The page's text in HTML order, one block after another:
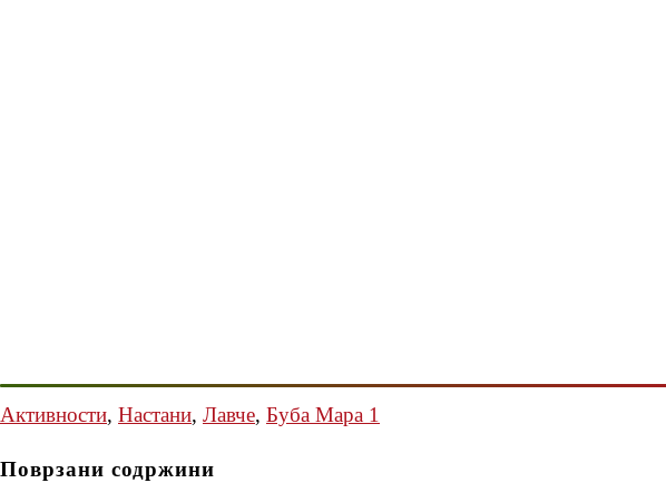
Активности, Настани, Лавче, Буба Мара 1
Поврзани содржини